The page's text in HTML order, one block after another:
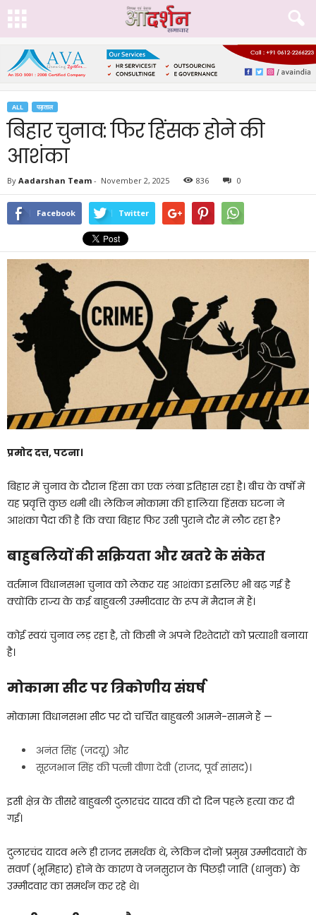
ALL पड़ताल
बिहार चुनाव: फिर हिंसक होने की
आशंका
By Aadarshan Team - November 2, 2025 836 0
Facebook Twitter
प्रमोद दत्त, पटना।
बिहार में चुनाव के दौरान हिंसा का एक लंबा इतिहास रहा है। बीच के वर्षों में
यह प्रवृत्ति कुछ थमी थी। लेकिन मोकामा की हालिया हिंसक घटना ने
आशंका पैदा की है कि क्या बिहार फिर उसी पुराने दौर में लौट रहा है?
बाहुबलियों की सक्रियता और खतरे के संकेत
वर्तमान विधानसभा चुनाव को लेकर यह आशंका इसलिए भी बढ़ गई है
क्योंकि राज्य के कई बाहुबली उम्मीदवार के रूप में मैदान में हैं।
कोई स्वयं चुनाव लड़ रहा है, तो किसी ने अपने रिश्तेदारों को प्रत्याशी बनाया
है।
मोकामा सीट पर त्रिकोणीय संघर्ष
मोकामा विधानसभा सीट पर दो चर्चित बाहुबली आमने-सामने हैं —
अनंत सिंह (जदयू) और
सूरजभान सिंह की पत्नी वीणा देवी (राजद, पूर्व सांसद)।
इसी क्षेत्र के तीसरे बाहुबली दुलारचंद यादव की दो दिन पहले हत्या कर दी
गई।
दुलारचंद यादव भले ही राजद समर्थक थे, लेकिन दोनों प्रमुख उम्मीदवारों के
सवर्ण (भूमिहार) होने के कारण वे जनसुराज के पिछड़ी जाति (धानुक) के
उम्मीदवार का समर्थन कर रहे थे।